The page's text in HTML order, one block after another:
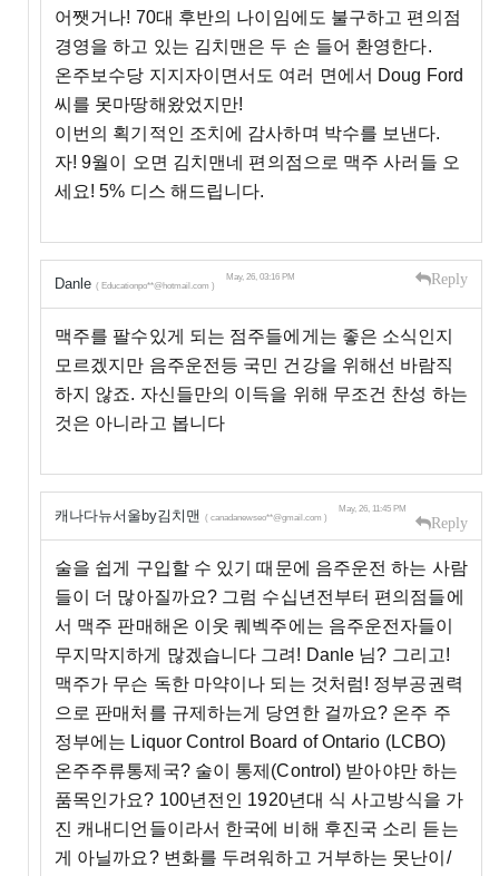
어쨋거나! 70대 후반의 나이임에도 불구하고 편의점
경영을 하고 있는 김치맨은 두 손 들어 환영한다.
온주보수당 지지자이면서도 여러 면에서 Doug Ford
씨를 못마땅해왔었지만!
이번의 획기적인 조치에 감사하며 박수를 보낸다.
자! 9월이 오면 김치맨네 편의점으로 맥주 사러들 오
세요! 5% 디스 해드립니다.
Danle ( Educationpo**@hotmail.com )
May, 26, 03:16 PM Reply
맥주를 팔수있게 되는 점주들에게는 좋은 소식인지
모르겠지만 음주운전등 국민 건강을 위해선 바람직
하지 않죠. 자신들만의 이득을 위해 무조건 찬성 하는
것은 아니라고 봅니다
캐나다뉴서울by김치맨 ( canadanewseo**@gmail.com )
May, 26, 11:45 PM
Reply
술을 쉽게 구입할 수 있기 때문에 음주운전 하는 사람
들이 더 많아질까요? 그럼 수십년전부터 편의점들에
서 맥주 판매해온 이웃 퀘벡주에는 음주운전자들이
무지막지하게 많겠습니다 그려! Danle 님? 그리고!
맥주가 무슨 독한 마약이나 되는 것처럼! 정부공권력
으로 판매처를 규제하는게 당연한 걸까요? 온주 주
정부에는 Liquor Control Board of Ontario (LCBO)
온주주류통제국? 술이 통제(Control) 받아야만 하는
품목인가요? 100년전인 1920년대 식 사고방식을 가
진 캐내디언들이라서 한국에 비해 후진국 소리 듣는
게 아닐까요? 변화를 두려워하고 거부하는 못난이/